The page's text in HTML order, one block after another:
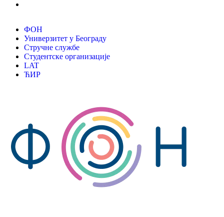
ФОН
Универзитет у Београду
Стручне службе
Студентске организације
LAT
ЋИР